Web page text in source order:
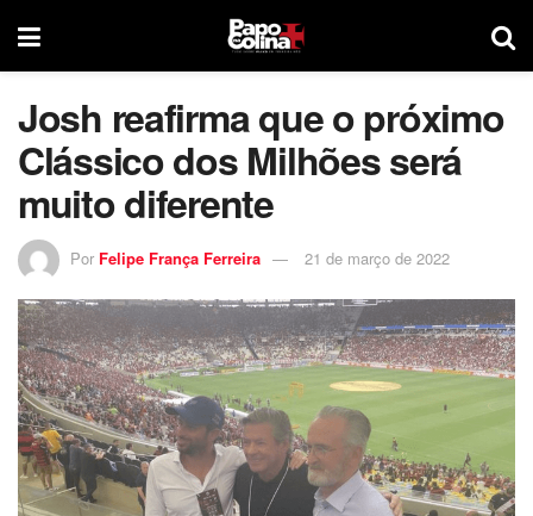
Josh reafirma que o próximo
Clássico dos Milhões será
muito diferente
Por Felipe França Ferreira 21 de março de 2022